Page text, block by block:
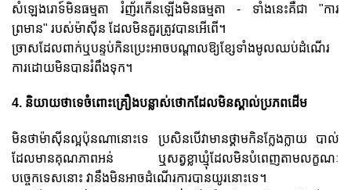
សំឡេងរោទ៍មិនធម្មតា រំញ័រកើនឡើងមិនធម្មតា - ទាំងនេះគឺជា "ការ
ព្រមាន" របស់ម៉ាស៊ីន ដែលមិនគួរត្រូវបានអើពើ។
ច្រាស​ដែល​ពាក់​ឬ​បន្ទប់​កិន​ប្រេះ​អាច​បណ្ដាល​ឱ្យ​ខ្សែ​ទាំងមូល​ឈប់​ដំណើរ
ការ​ដោយ​មិន​បាន​រំពឹង​ទុក។
4. និយាយថាទេចំពោះគ្រឿងបន្លាស់ថោកដែលមិនស្គាល់ប្រភពដើម
មិនថាម៉ាស៊ីនល្អប៉ុនណានោះទេ ប្រសិនបើវាមានថ្គាមកិនក្លែងក្លាយ បាល់
ដែលមានគុណភាពអន់ ឬសត្វខ្លាឃ្មុំដែលមិនបំពេញតាមលក្ខណៈ
បច្ចេកទេសនោះ វានឹងមិនអាចដំណើរការបានយូរនោះទេ។